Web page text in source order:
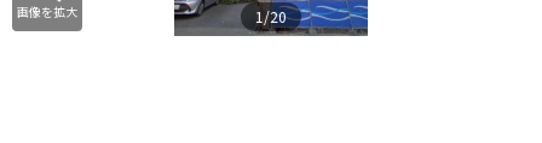
画像を拡大 1/20